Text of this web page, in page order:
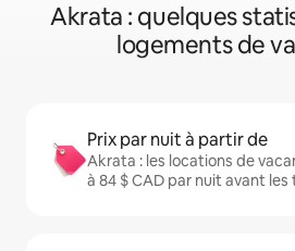
Akrata : quelques
logements de
Prix par nuit à partir de
Akrata : les locations de
à 84 $ CAD par nuit avant les